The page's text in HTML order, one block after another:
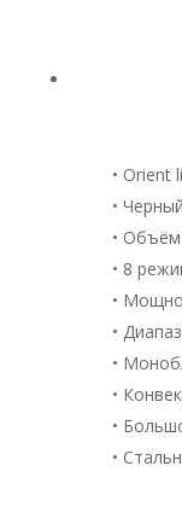
• Orient
•
•
• 8
•
•
•
•
•
•